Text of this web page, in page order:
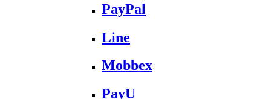
PayPal
Line
Mobbex
PayU